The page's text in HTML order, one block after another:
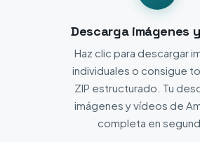
Descarga imágenes
Haz clic para descargar
individuales o consigue
ZIP estructurado. Tu
imágenes y vídeos de
completa en